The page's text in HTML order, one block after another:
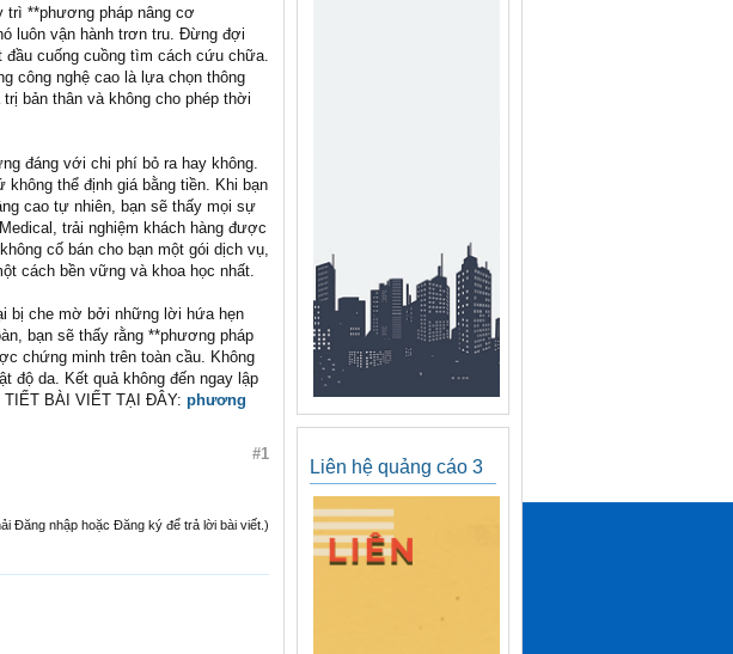
trì **phương pháp nâng cơ
luôn vận hành trơn tru. Đừng đợi
đầu cuống cuồng tìm cách cứu chữa.
công nghệ cao là lựa chọn thông
bản thân và không cho phép thời
đáng với chi phí bỏ ra hay không.
thể định giá bằng tiền. Khi bạn
cao tự nhiên, bạn sẽ thấy mọi sự
trải nghiệm khách hàng được
cố bán cho bạn một gói dịch vụ,
cách bền vững và khoa học nhất.
bị che mờ bởi những lời hứa hẹn
bạn sẽ thấy rằng **phương pháp
chứng minh trên toàn cầu. Không
độ da. Kết quả không đến ngay lập
TIẾT BÀI VIẾT TẠI ĐÂY: phương
#1
Đăng nhập hoặc Đăng ký để trả lời bài viết.)
Liên hệ quảng cáo 3